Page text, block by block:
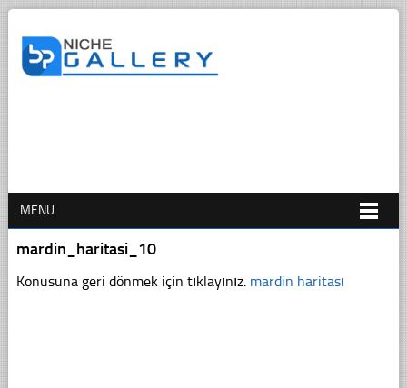
MENU
mardin_haritasi_10
Konusuna geri dönmek için tıklayınız. mardin haritası